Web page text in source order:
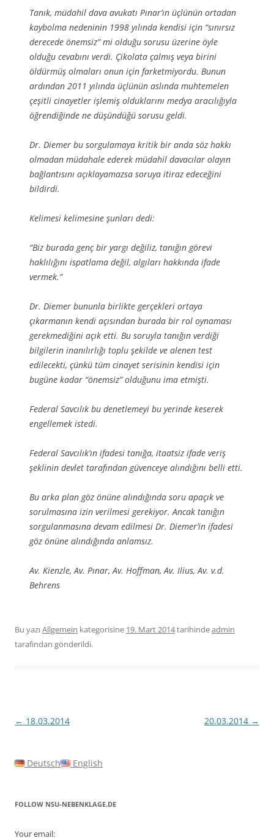
Tanık, müdahil dava avukatı Pınar’ın üçlünün ortadan
kaybolma nedeninin 1998 yılında kendisi için “sınırsız
derecede önemsiz” mi olduğu sorusu üzerine öyle
olduğu cevabını verdi. Çikolata çalmış veya birini
öldürmüş olmaları onun için farketmiyordu. Bunun
ardından 2011 yılında üçlünün aslında muhtemelen
çeşitli cinayetler işlemiş olduklarını medya aracılığıyla
öğrendiğinde ne düşündüğü sorusu geldi.
Dr. Diemer bu sorgulamaya kritik bir anda söz hakkı
olmadan müdahale ederek müdahil davacılar olayın
bağlantısını açıklayamazsa soruya itiraz edeceğini
bildirdi.
Kelimesi kelimesine şunları dedi:
“Biz burada genç bir yargı değiliz, tanığın görevi
haklılığını ispatlama değil, algıları hakkında ifade
vermek.”
Dr. Diemer bununla birlikte gerçekleri ortaya
çıkarmanın kendi açısından burada bir rol oynaması
gerekmediğini açık etti. Bu soruyla tanığın verdiği
bilgilerin inanılırlığı toplu şekilde ve alenen test
edilecekti, çünkü tüm cinayet serisinin kendisi için
bugüne kadar “önemsiz” olduğunu ima etmişti.
Federal Savcılık bu denetlemeyi bu yerinde keserek
engellemek istedi.
Federal Savcılık’ın ifadesi tanığa, itaatsiz ifade veriş
şeklinin devlet tarafından güvenceye alındığını belli etti.
Bu arka plan göz önüne alındığında soru apaçık ve
sorulmasına izin verilmesi gerekiyor. Ancak tanığın
sorgulanmasına devam edilmesi Dr. Diemer’in ifadesi
göz önüne alındığında anlamsız.
Av. Kienzle, Av. Pınar, Av. Hoffman, Av. Ilius, Av. v.d.
Behrens
Bu yazıAllgemein kategorisine 19. Mart 2014tarihindeadmin
tarafından gönderildi.
Yazı
← 18.03.2014 20.03.2014 →
Deutsch English
FOLLOW NSU-NEBENKLAGE.DE
Your email: